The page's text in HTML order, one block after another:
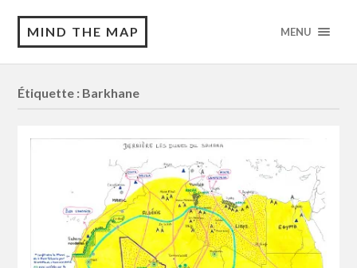
MIND THE MAP MENU
Étiquette : Barkhane